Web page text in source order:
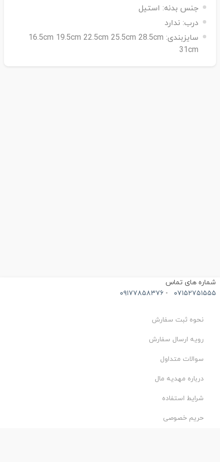
جنس بدنه: استیل
درب: ندارد
سایزبندی: 16.5cm 19.5cm 22.5cm 25.5cm 28.5cm
31cm
های تماس
- ۰۹۱۷۷۸۵۸۳۷۶
نحوه ثبت سفارش
رویه ارسال سفارش
سوالات متداول
درباره مهدیه مال
شرایط استفاده
حریم خصوصی